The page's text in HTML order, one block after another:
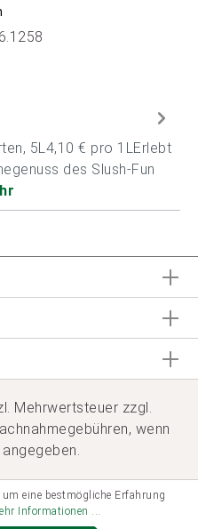
5L4,10 € pro 1LErlebt
des Slush-Fun
Mehrwertsteuer zzgl.
wenn
um eine bestmögliche Erfahrung
Informationen ...